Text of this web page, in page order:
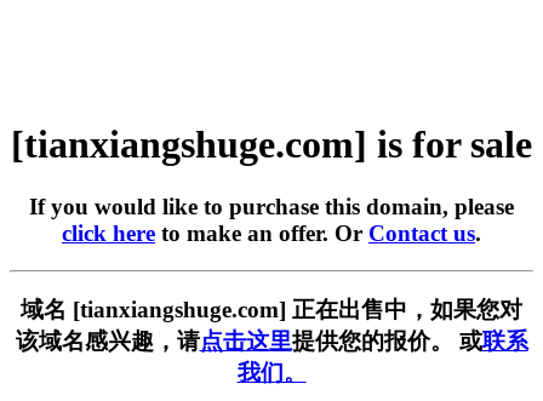
[tianxiangshuge.com] is for sale
If you would like to purchase this domain, please
click here to make an offer. Or Contact us.
域名 [tianxiangshuge.com] 正在出售中，如果您对
该域名感兴趣，请点击这里提供您的报价。 或联系
我们。